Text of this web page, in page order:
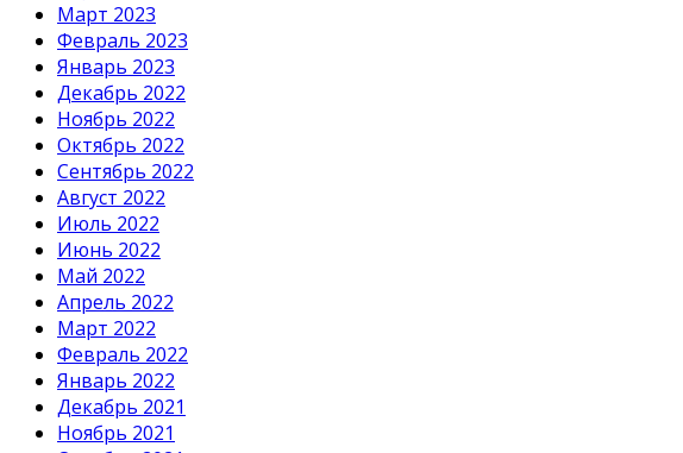
Март 2023
Февраль 2023
Январь 2023
Декабрь 2022
Ноябрь 2022
Октябрь 2022
Сентябрь 2022
Август 2022
Июль 2022
Июнь 2022
Май 2022
Апрель 2022
Март 2022
Февраль 2022
Январь 2022
Декабрь 2021
Ноябрь 2021